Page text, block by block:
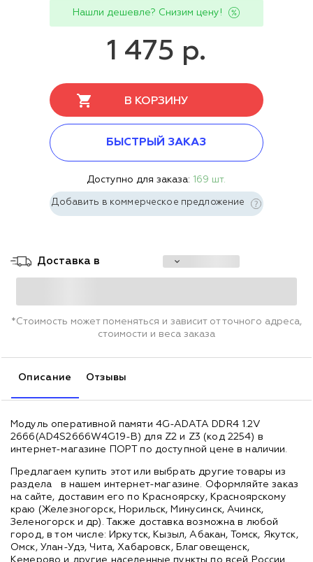
Нашли дешевле? Снизим цену!
1 475 р.
В КОРЗИНУ
БЫСТРЫЙ ЗАКАЗ
Доступно для заказа: 169 шт.
Добавить в коммерческое предложение
Доставка в
*Стоимость может поменяться и зависит от точного адреса,
стоимости и веса заказа
Описание Отзывы
Модуль оперативной памяти 4G-ADATA DDR4 1.2V
2666(AD4S2666W4G19-B) для Z2 и Z3 (код 2254) в
интернет-магазине ПОРТ по доступной цене в наличии.
Предлагаем купить этот или выбрать другие товары из
раздела
в нашем интернет-магазине. Оформляйте заказ
на сайте, доставим его по Красноярску, Красноярскому
краю (Железногорск, Норильск, Минусинск, Ачинск,
Зеленогорск и др). Также доставка возможна в любой
город, в том числе: Иркутск, Кызыл, Абакан, Томск, Якутск,
Омск, Улан-Удэ, Чита, Хабаровск, Благовещенск,
Кемерово и другие населенные пункты по всей России.